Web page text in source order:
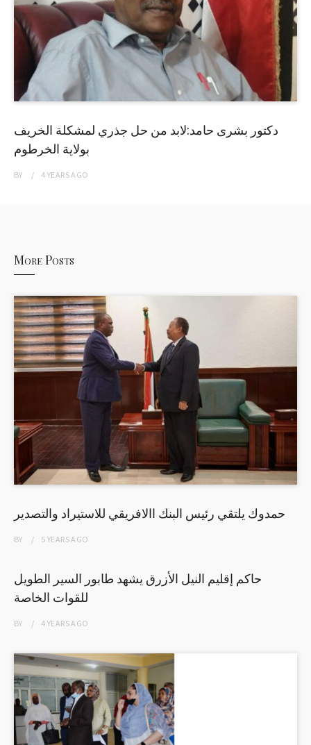
دكتور بشرى حامد:لابد من حل جذري لمشكلة الخريف
بولاية الخرطوم
BY 4 YEARSAGO
More Posts
حمدوك يلتقي رئيس البنك االافريقي للاستيراد والتصدير
BY 5 YEARSAGO
حاكم إقليم النيل الأزرق يشهد طابور السير الطويل
للقوات الخاصة
BY 4 YEARSAGO